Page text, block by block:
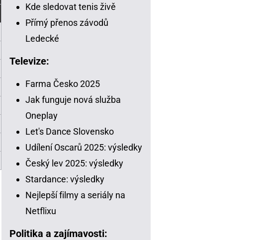
Kde sledovat tenis živě
Přímý přenos závodů
Ledecké
Televize:
Farma Česko 2025
Jak funguje nová služba
Oneplay
Let's Dance Slovensko
Udílení Oscarů 2025: výsledky
Český lev 2025: výsledky
Stardance: výsledky
Nejlepší filmy a seriály na
Netflixu
Politika a zajímavosti: